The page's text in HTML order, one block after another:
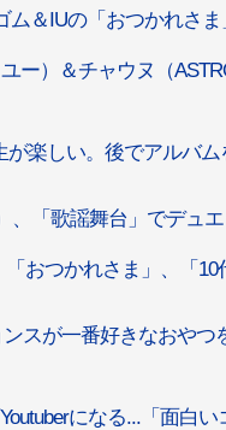
ム＆IUの「おつかれさ
ー）＆チャウヌ（
楽しい。後でアルバム
、「歌謡舞台」でデュ
おつかれさま」、「
スが一番好きなおや
になる...「面白